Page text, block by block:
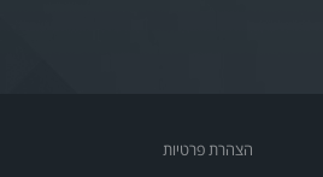
הצהרת פרטיות